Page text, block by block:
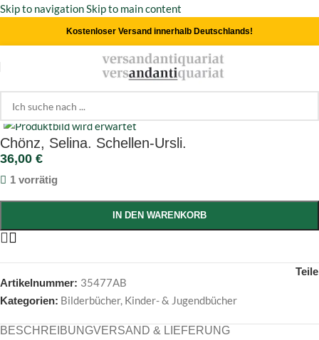
Skip to navigationSkip to main content
Kostenloser Versand innerhalb Deutschlands!
Start/Kinder- & Jugendbücher
Click to enlarge
Chönz, Selina. Schellen-Ursli.
36,00 €
1 vorrätig
IN DEN WARENKORB
Artikelnummer: 35477AB
Kategorien: Bilderbücher, Kinder- & Jugendbücher
BESCHREIBUNGVERSAND & LIEFERUNG